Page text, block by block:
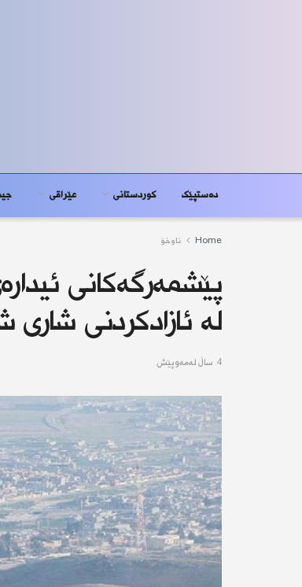
دەستپێک کوردستانى عێراقی
Home ناوخۆ
پێشمەرگەكانی
لە ئازادكردنی شاری
4 ساڵ له‌مه‌وپێش